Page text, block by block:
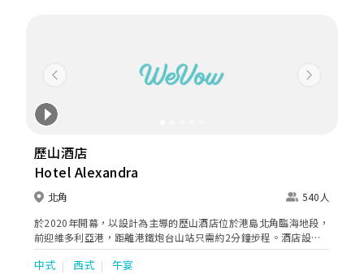
Previous Next
歷山酒店
Hotel Alexandra
北角
540人
於2020年開幕，以設計為主導的歷山酒店位於港島北角臨海地段，
前迎維多利亞港，距離港鐵炮台山站只需約2分鐘步程。酒店設計
將現代格調融入維多利亞時期的永恆歐式經典，力臻展現個人化服
務及貼心設施的完美結合。
中式 西式 午宴